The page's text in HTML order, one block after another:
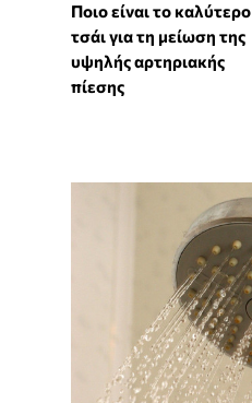
Ποιο είναι το καλύτερο
τσάι για τη μείωση της
υψηλής αρτηριακής
πίεσης